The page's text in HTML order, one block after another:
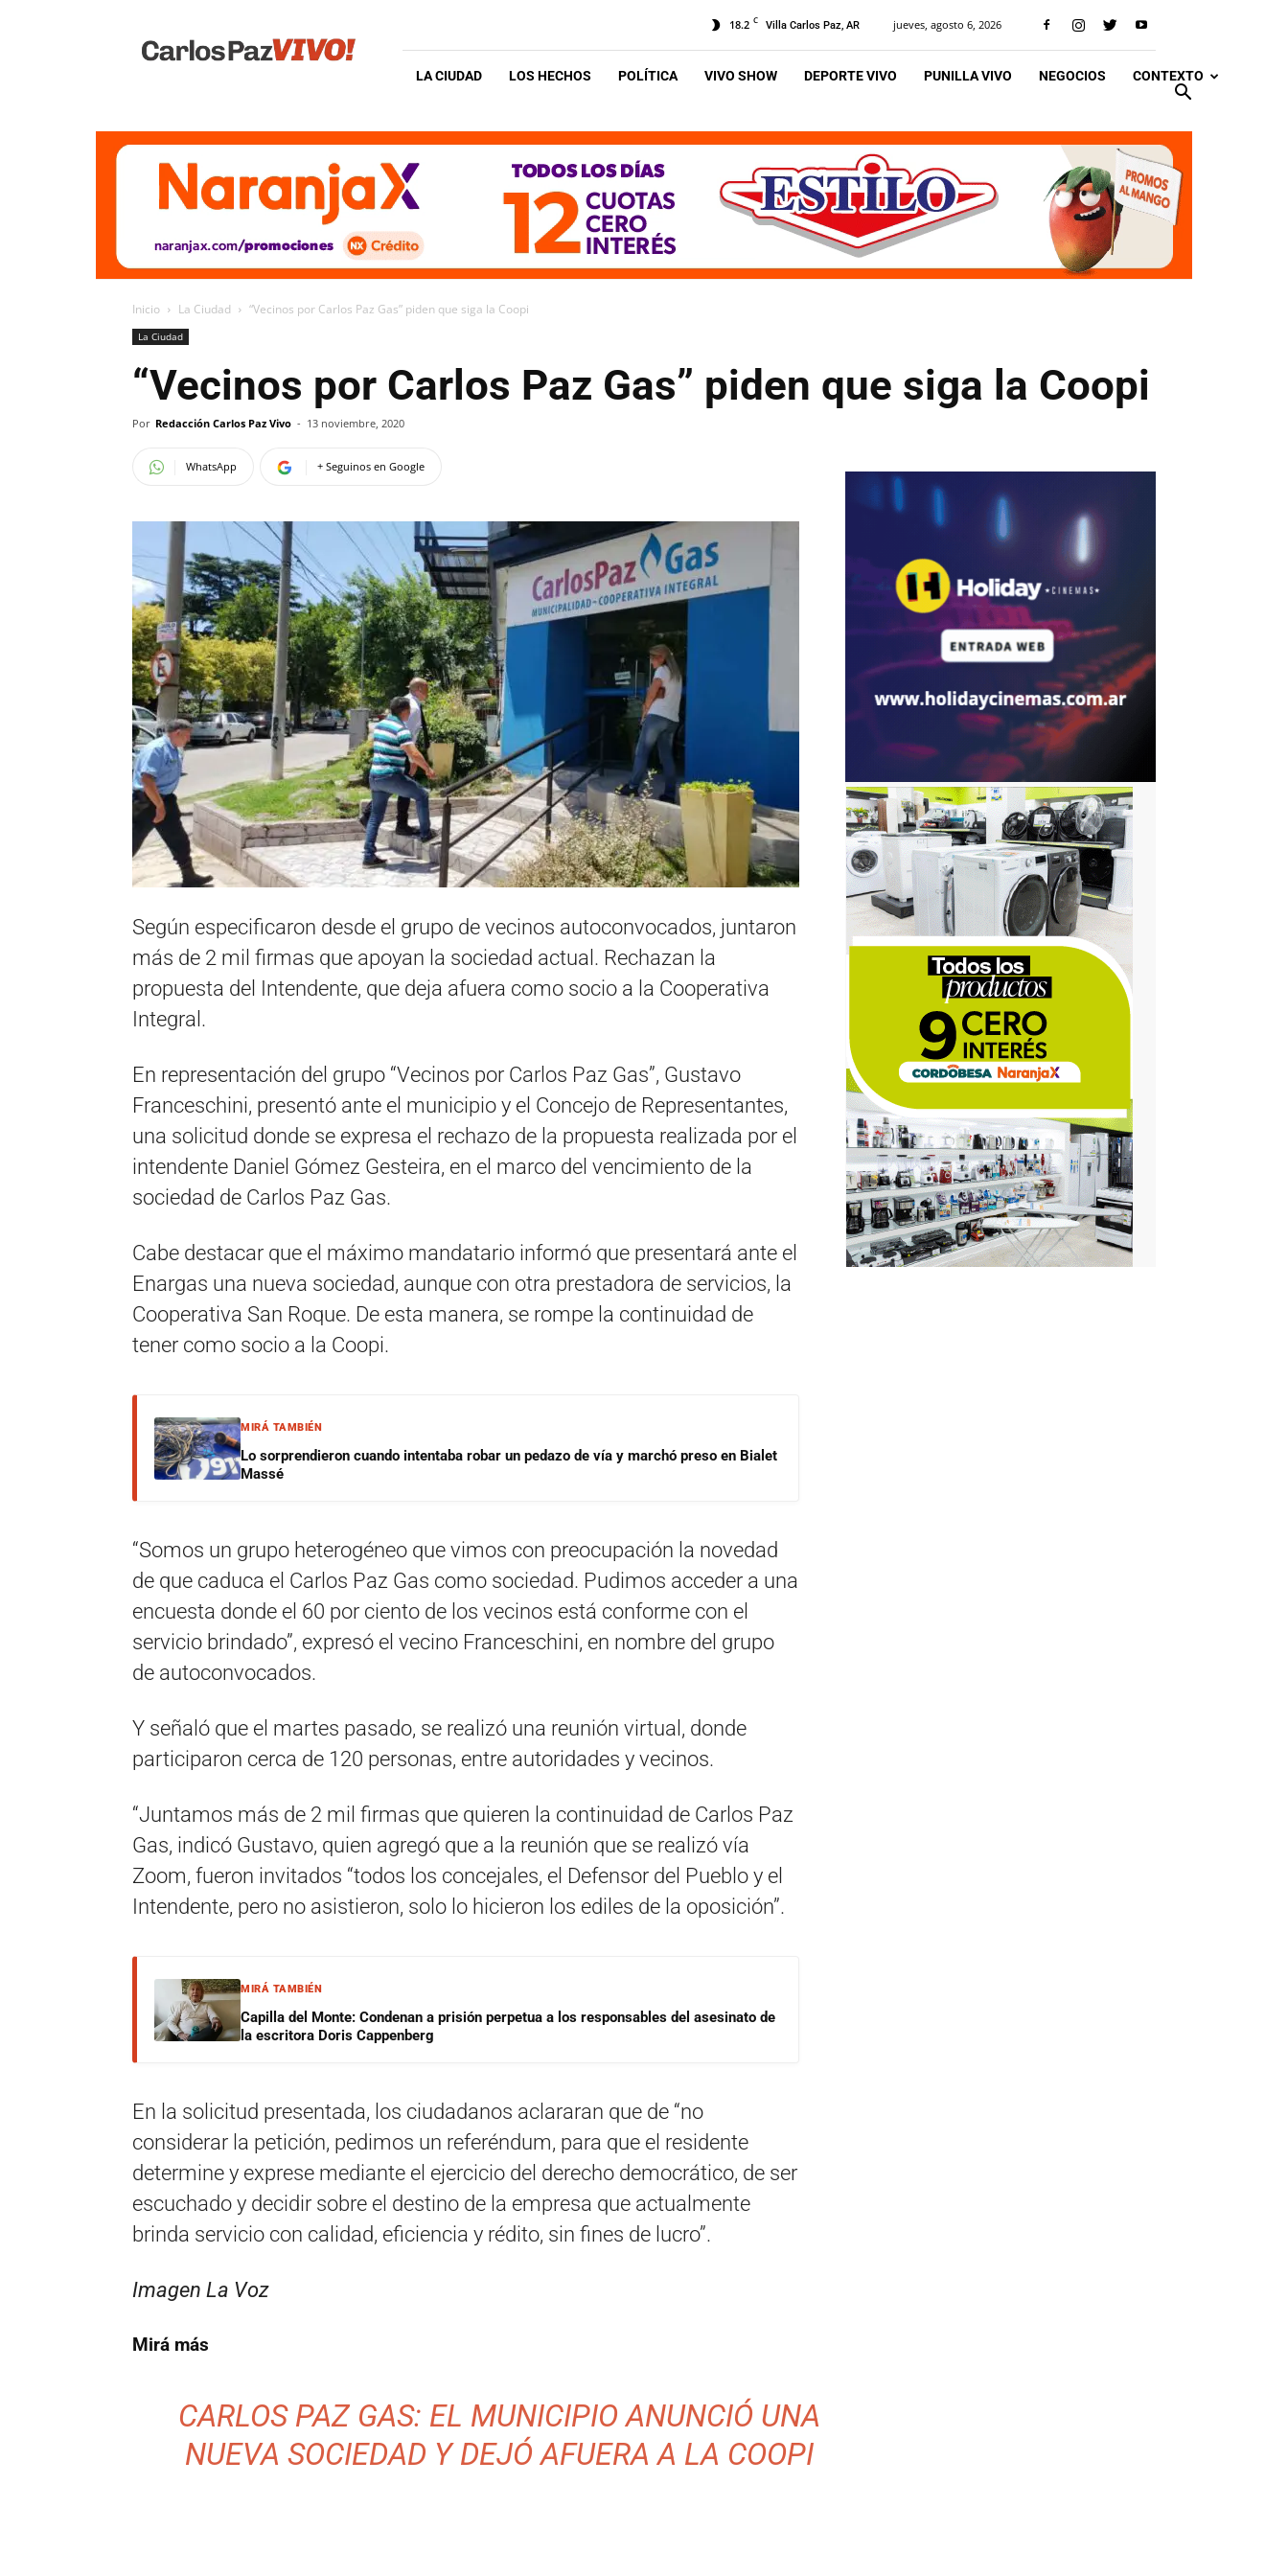
Vivo
18.2 C Villa Carlos Paz, AR jueves, agosto 6, 2026
LA CIUDAD LOS HECHOS POLÍTICA VIVO SHOW DEPORTE VIVO PUNILLA VIVO NEGOCIOS CONTEXTO
Inicio La Ciudad “Vecinos por Carlos Paz Gas” piden que siga la Coopi
La Ciudad
“Vecinos por Carlos Paz Gas” piden que siga la Coopi
Por Redacción Carlos Paz Vivo - 13 noviembre, 2020
WhatsApp + Seguinos en Google
Según especificaron desde el grupo de vecinos autoconvocados, juntaron
más de 2 mil firmas que apoyan la sociedad actual. Rechazan la
propuesta del Intendente, que deja afuera como socio a la Cooperativa
Integral.
En representación del grupo “Vecinos por Carlos Paz Gas”, Gustavo
Franceschini, presentó ante el municipio y el Concejo de Representantes,
una solicitud donde se expresa el rechazo de la propuesta realizada por el
intendente Daniel Gómez Gesteira, en el marco del vencimiento de la
sociedad de Carlos Paz Gas.
Cabe destacar que el máximo mandatario informó que presentará ante el
Enargas una nueva sociedad, aunque con otra prestadora de servicios, la
Cooperativa San Roque. De esta manera, se rompe la continuidad de
tener como socio a la Coopi.
MIRÁ TAMBIÉN
Lo sorprendieron cuando intentaba robar un pedazo de vía y marchó preso en Bialet
Massé
“Somos un grupo heterogéneo que vimos con preocupación la novedad
de que caduca el Carlos Paz Gas como sociedad. Pudimos acceder a una
encuesta donde el 60 por ciento de los vecinos está conforme con el
servicio brindado”, expresó el vecino Franceschini, en nombre del grupo
de autoconvocados.
Y señaló que el martes pasado, se realizó una reunión virtual, donde
participaron cerca de 120 personas, entre autoridades y vecinos.
“Juntamos más de 2 mil firmas que quieren la continuidad de Carlos Paz
Gas, indicó Gustavo, quien agregó que a la reunión que se realizó vía
Zoom, fueron invitados “todos los concejales, el Defensor del Pueblo y el
Intendente, pero no asistieron, solo lo hicieron los ediles de la oposición”.
MIRÁ TAMBIÉN
Capilla del Monte: Condenan a prisión perpetua a los responsables del asesinato de
la escritora Doris Cappenberg
En la solicitud presentada, los ciudadanos aclararan que de “no
considerar la petición, pedimos un referéndum, para que el residente
determine y exprese mediante el ejercicio del derecho democrático, de ser
escuchado y decidir sobre el destino de la empresa que actualmente
brinda servicio con calidad, eficiencia y rédito, sin fines de lucro”.
Imagen La Voz
Mirá más
CARLOS PAZ GAS: EL MUNICIPIO ANUNCIÓ UNA
NUEVA SOCIEDAD Y DEJÓ AFUERA A LA COOPI